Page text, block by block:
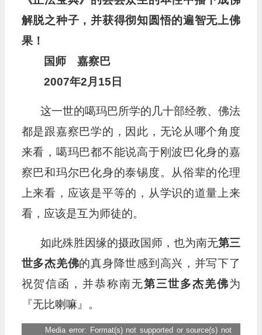
解脱之种子，并获得彻知圆悟的遍智无上佛
果！
国师 嘉察巴
2007年2月15日
这一世的噶玛巴所学的几十部经教、佛法
都是跟嘉察巴学的，因此，无论从哪个角度
来看，噶玛巴都不能说高于刚波巴化身的嘉
察巴和玛尔巴化身的泰锡度。从俗辈的伦理
上来看，应该是平等的，从学识的道量上来
看，应该是互为师徒的。
如此殊胜因缘的摄政国师，也为南无第三
世多杰羌佛的真身降世感到高兴，并写下了
祝贺信函，并恭称南无第三世多杰羌佛为
『无比喇嘛』。
Media error: Format(s) not supported or source(s) not